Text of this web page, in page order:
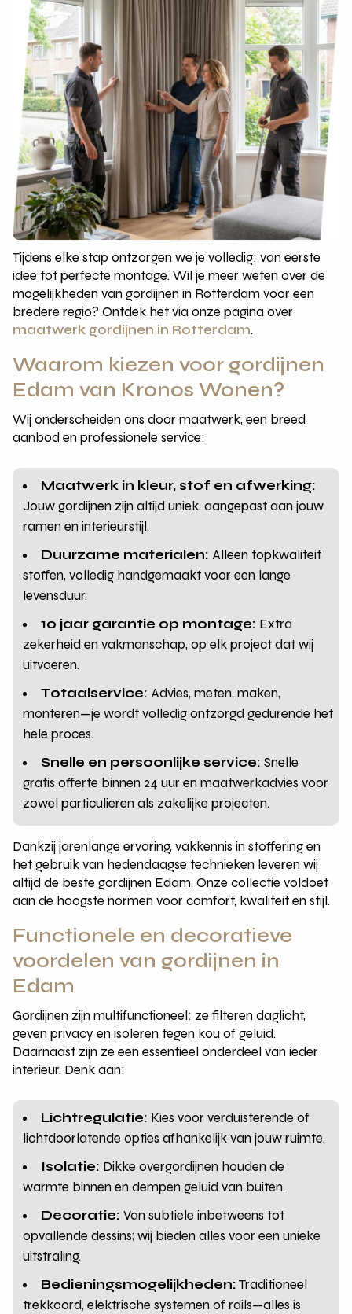
Tijdens elke stap ontzorgen we je volledig: van eerste
idee tot perfecte montage. Wil je meer weten over de
mogelijkheden van gordijnen in Rotterdam voor een
bredere regio? Ontdek het via onze pagina over
maatwerk gordijnen in Rotterdam.
Waarom kiezen voor gordijnen
Edam van Kronos Wonen?
Wij onderscheiden ons door maatwerk, een breed
aanbod en professionele service:
Maatwerk in kleur, stof en afwerking:
Jouw gordijnen zijn altijd uniek, aangepast aan jouw
ramen en interieurstijl.
Duurzame materialen: Alleen topkwaliteit
stoffen, volledig handgemaakt voor een lange
levensduur.
10 jaar garantie op montage: Extra
zekerheid en vakmanschap, op elk project dat wij
uitvoeren.
Totaalservice: Advies, meten, maken,
monteren—je wordt volledig ontzorgd gedurende het
hele proces.
Snelle en persoonlijke service: Snelle
gratis offerte binnen 24 uur en maatwerkadvies voor
zowel particulieren als zakelijke projecten.
Dankzij jarenlange ervaring, vakkennis in stoffering en
het gebruik van hedendaagse technieken leveren wij
altijd de beste gordijnen Edam. Onze collectie voldoet
aan de hoogste normen voor comfort, kwaliteit en stijl.
Functionele en decoratieve
voordelen van gordijnen in
Edam
Gordijnen zijn multifunctioneel: ze filteren daglicht,
geven privacy en isoleren tegen kou of geluid.
Daarnaast zijn ze een essentieel onderdeel van ieder
interieur. Denk aan:
Lichtregulatie: Kies voor verduisterende of
lichtdoorlatende opties afhankelijk van jouw ruimte.
Isolatie: Dikke overgordijnen houden de
warmte binnen en dempen geluid van buiten.
Decoratie: Van subtiele inbetweens tot
opvallende dessins; wij bieden alles voor een unieke
uitstraling.
Bedieningsmogelijkheden:Traditioneel
trekkoord, elektrische systemen of rails—alles is